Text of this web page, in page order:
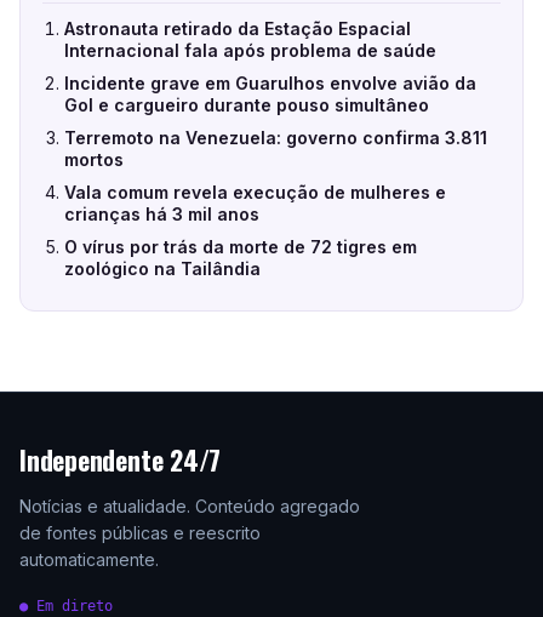
Astronauta retirado da Estação Espacial
Internacional fala após problema de saúde
Incidente grave em Guarulhos envolve avião da
Gol e cargueiro durante pouso simultâneo
Terremoto na Venezuela: governo confirma 3.811
mortos
Vala comum revela execução de mulheres e
crianças há 3 mil anos
O vírus por trás da morte de 72 tigres em
zoológico na Tailândia
Independente 24/7
Notícias e atualidade. Conteúdo agregado
de fontes públicas e reescrito
automaticamente.
● Em direto